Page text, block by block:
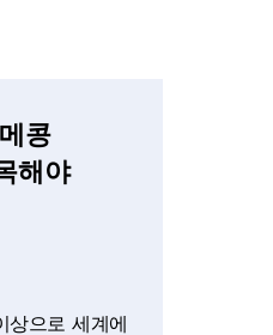
콩
해야
상으로 세계에